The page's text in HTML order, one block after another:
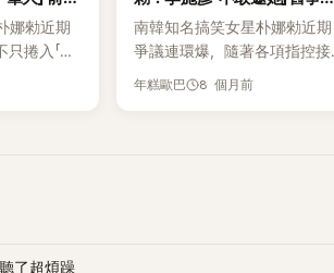
娜勑近期
捲入「霸
至被指控
嚴肅看待
翻出
南韓知名搞笑女星朴娜勑近期
爭議連環爆，隨著各項指控接
連浮上檯面，圈內好友過去的
年糕歐巴 8 個月前
聽了超煩躁